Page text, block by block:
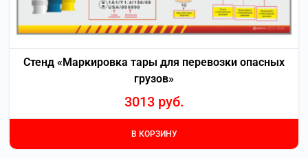
Стенд «Маркировка тары для перевозки опасных
грузов»
3013 руб.
В КОРЗИНУ